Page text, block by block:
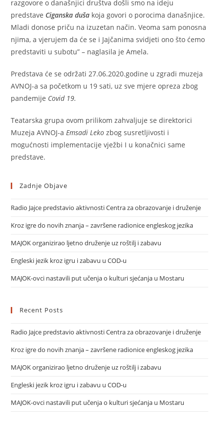
razgovore o današnjici društva došli smo na ideju
predstave Ciganska duša koja govori o porocima današnjice.
Mladi donose priču na izuzetan način. Veoma sam ponosna
njima, a vjerujem da će se i Jajčanima svidjeti ono što ćemo
predstaviti u subotu” – naglasila je Amela.
Predstava će se održati 27.06.2020.godine u zgradi muzeja
AVNOJ-a sa početkom u 19 sati, uz sve mjere opreza zbog
pandemije Covid 19.
Teatarska grupa ovom prilikom zahvaljuje se direktorici
Muzeja AVNOJ-a Emsadi Leko zbog susretljivosti i
mogućnosti implementacije vježbi I u konačnici same
predstave.
Zadnje Objave
Radio Jajce predstavio aktivnosti Centra za obrazovanje i druženje
Kroz igre do novih znanja – završene radionice engleskog jezika
MAJOK organizirao ljetno druženje uz roštilj i zabavu
Engleski jezik kroz igru i zabavu u COD-u
MAJOK-ovci nastavili put učenja o kulturi sjećanja u Mostaru
Recent Posts
Radio Jajce predstavio aktivnosti Centra za obrazovanje i druženje
Kroz igre do novih znanja – završene radionice engleskog jezika
MAJOK organizirao ljetno druženje uz roštilj i zabavu
Engleski jezik kroz igru i zabavu u COD-u
MAJOK-ovci nastavili put učenja o kulturi sjećanja u Mostaru